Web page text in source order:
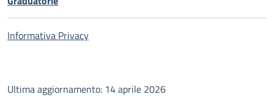
Informativa Privacy
Ultima aggiornamento: 14 aprile 2026